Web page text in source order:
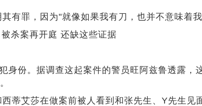
罪，因为"就像如果我有刀，也并不意味着
份。据调查这起案件的警员旺阿兹鲁透露，
艾莎在做案前被人看到和张先生、Y先生见